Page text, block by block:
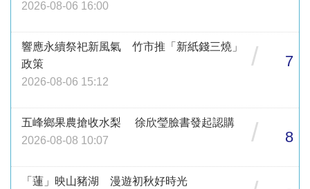
2026-08-06 16:00
響應永續祭祀新風氣 竹市推「新紙錢三燒」
政策
2026-08-06 15:12
/ 7
五峰鄉果農搶收水梨 徐欣瑩臉書發起認購
2026-08-08 10:07
/ 8
「蓮」映山豬湖 漫遊初秋好時光